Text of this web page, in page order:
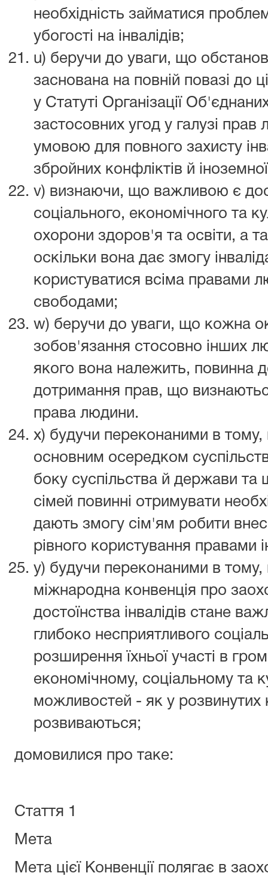
необхідність займатися
убогості на інвалідів;
u) беручи до уваги, що
заснована на повній повазі до
у Статуті Організації
застосовних угод у галузі
умовою для повного захисту
збройних конфліктів й
v) визнаючи, що важливою є
соціального, економічного та
охорони здоров'я та освіти, а
оскільки вона дає змогу
користуватися всіма правами
свободами;
w) беручи до уваги, що кожна
зобов'язання стосовно інших
якого вона належить, повинна
дотримання прав, що
права людини.
x) будучи переконаними в
основним осередком
боку суспільства й держави та
сімей повинні отримувати
дають змогу сім'ям робити
рівного користування правами
y) будучи переконаними в
міжнародна конвенція про
достоїнства інвалідів стане
глибоко несприятливого
розширення їхньої участі в
економічному, соціальному та
можливостей - як у розвинутих
розвиваються;
домовилися про таке:
Стаття 1
Мета
Мета цієї Конвенції полягає в